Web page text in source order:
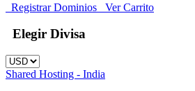
Registrar Dominios Ver Carrito
Elegir Divisa
Shared Hosting - India